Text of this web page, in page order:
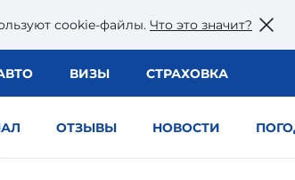
сookie-файлы. Что это значит?
ВИЗЫ СТРАХОВКА
ОТЗЫВЫ НОВОСТИ